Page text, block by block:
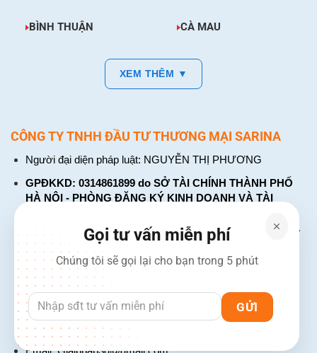
BÌNH THUẬN CÀ MAU
XEM THÊM ▼
CÔNG TY TNHH ĐẦU TƯ THƯƠNG MẠI SARINA
Người đại diện pháp luật: NGUYỄN THỊ PHƯƠNG
GPĐKKD: 0314861899 do SỞ TÀI CHÍNH THÀNH PHỐ
HÀ NỘI - PHÒNG ĐĂNG KÝ KINH DOANH VÀ TÀI
tháng 01 năm 2018. Đăng ký thay đổi lần thứ: 4, ngày 31
tháng 03 năm 2026
226 Đường Láng, Đống Đa, Hà Nội
137 Đường Hòa Hưng, Phường 12, Quận 10, TP. Hồ Chí
Minh
Hotline: 1900 2106 - 0386 001 001
Email:Giaiphap3g@gmail.com
Gọi tư vấn miễn phí
Chúng tôi sẽ gọi lại cho bạn trong 5 phút